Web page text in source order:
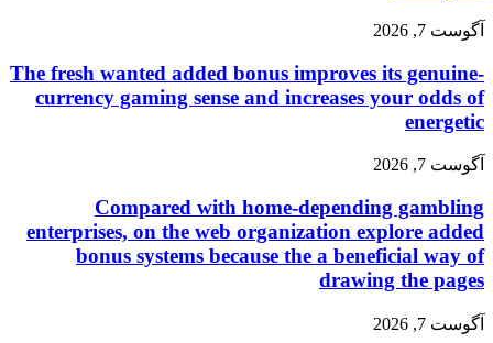
آگوست 7, 2026
The fresh wanted added bonus improves its genuine-
currency gaming sense and increases your odds of
energetic
آگوست 7, 2026
Compared with home-depending gambling
enterprises, on the web organization explore added
bonus systems because the a beneficial way of
drawing the pages
آگوست 7, 2026